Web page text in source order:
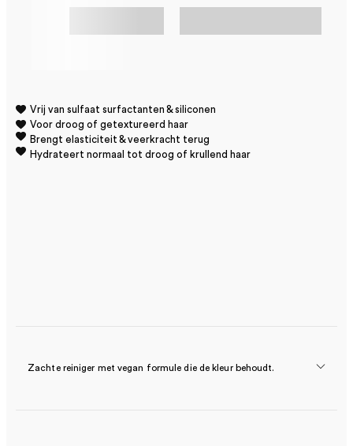
Vrij van sulfaat surfactanten & siliconen
Voor droog of getextureerd haar
Brengt elasticiteit & veerkracht terug
Hydrateert normaal tot droog of krullend haar
Zachte reiniger met vegan formule die de kleur behoudt.